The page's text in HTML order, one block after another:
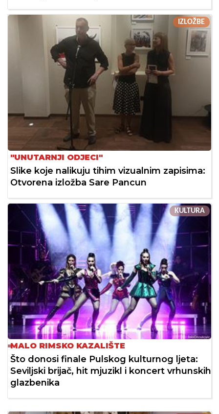
IZLOŽBE
"UNUTARNJI ODJECI"
Slike koje nalikuju tihim vizualnim zapisima:
Otvorena izložba Sare Pancun
KULTURA
MALO RIMSKO KAZALIŠTE
Što donosi finale Pulskog kulturnog ljeta:
Seviljski brijač, hit mjuzikl i koncert vrhunskih
glazbenika